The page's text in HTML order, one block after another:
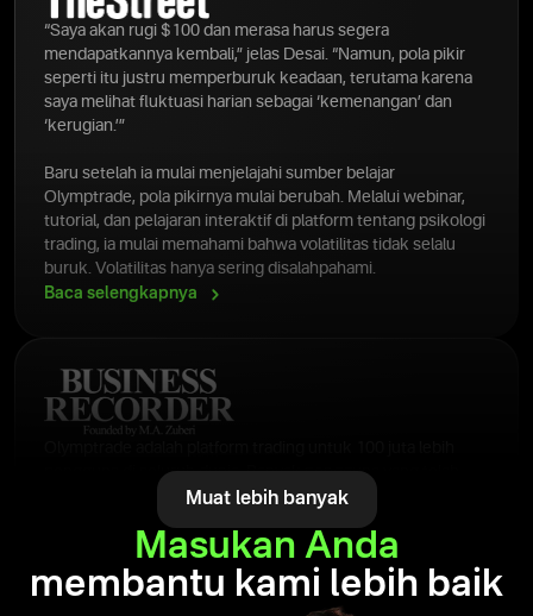
“Saya akan rugi $100 dan merasa harus segera
mendapatkannya kembali,” jelas Desai. “Namun, pola pikir
seperti itu justru memperburuk keadaan, terutama karena
saya melihat fluktuasi harian sebagai ‘kemenangan’ dan
‘kerugian.’”
Baru setelah ia mulai menjelajahi sumber belajar
Olymptrade, pola pikirnya mulai berubah. Melalui webinar,
tutorial, dan pelajaran interaktif di platform tentang psikologi
trading, ia mulai memahami bahwa volatilitas tidak selalu
buruk. Volatilitas hanya sering disalahpahami.
Baca selengkapnya
pengguna di seluruh dunia. Banyak pengguna yang telah
menganggap platform ini sebagai kebebasan finansial,
manajemen risiko, disiplin trading.
selengkapnya
Muat lebih banyak
Masukan Anda
membantu kami lebih baik